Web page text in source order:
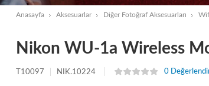
Anasayfa Aksesuarlar Diğer Fotoğraf Aksesuarları
Nikon WU-1a Wireless
T10097 NIK.10224 0